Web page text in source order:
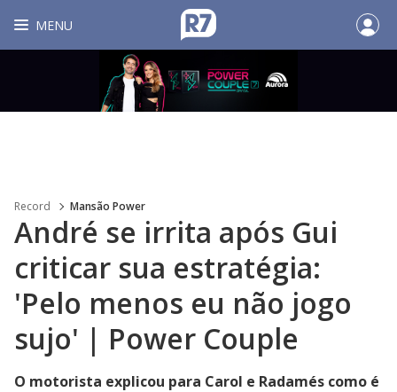
MENU
Record Mansão Power
André se irrita após Gui
criticar sua estratégia:
'Pelo menos eu não jogo
sujo' | Power Couple
O motorista explicou para Carol e Radamés como é